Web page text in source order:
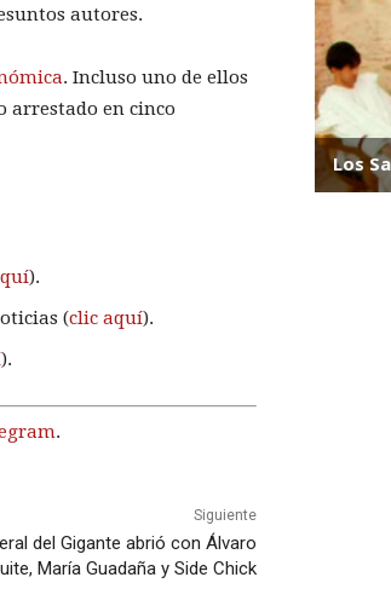
autores.
. Incluso uno de ellos
arrestado en cinco
).
(clic aquí).
).
.
Siguiente
del Gigante abrió con Álvaro
María Guadaña y Side Chick